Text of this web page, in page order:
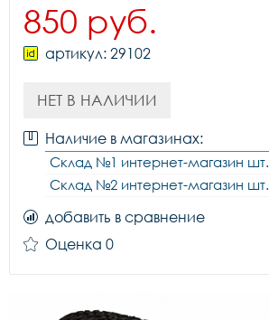
850 руб.
артикул: 29102
НЕТ В НАЛИЧИИ
Наличие в магазинах:
Склад №1 интернет-магазин шт.
Склад №2 интернет-магазин шт.
добавить в сравнение
Оценка 0